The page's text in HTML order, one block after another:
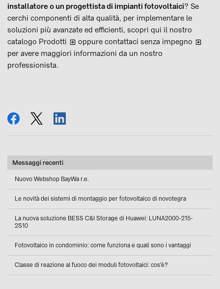
installatore o un progettista di impianti fotovoltaici? Se
cerchi componenti di alta qualità, per implementare le
soluzioni più avanzate ed efficienti, scopri qui il nostro
catalogo Prodotti oppure contattaci senza impegno
per avere maggiori informazioni da un nostro
professionista.
condividi
tweetcondividi
Messaggi recenti
Nuovo Webshop BayWa r.e.
Le novità dei sistemi di montaggio per fotovoltaico di novotegra
La nuova soluzione BESS C&I Storage di Huawei: LUNA2000-215-
2S10
Fotovoltaico in condominio: come funziona e quali sono i vantaggi
Classe di reazione al fuoco dei moduli fotovoltaici: cos'è?